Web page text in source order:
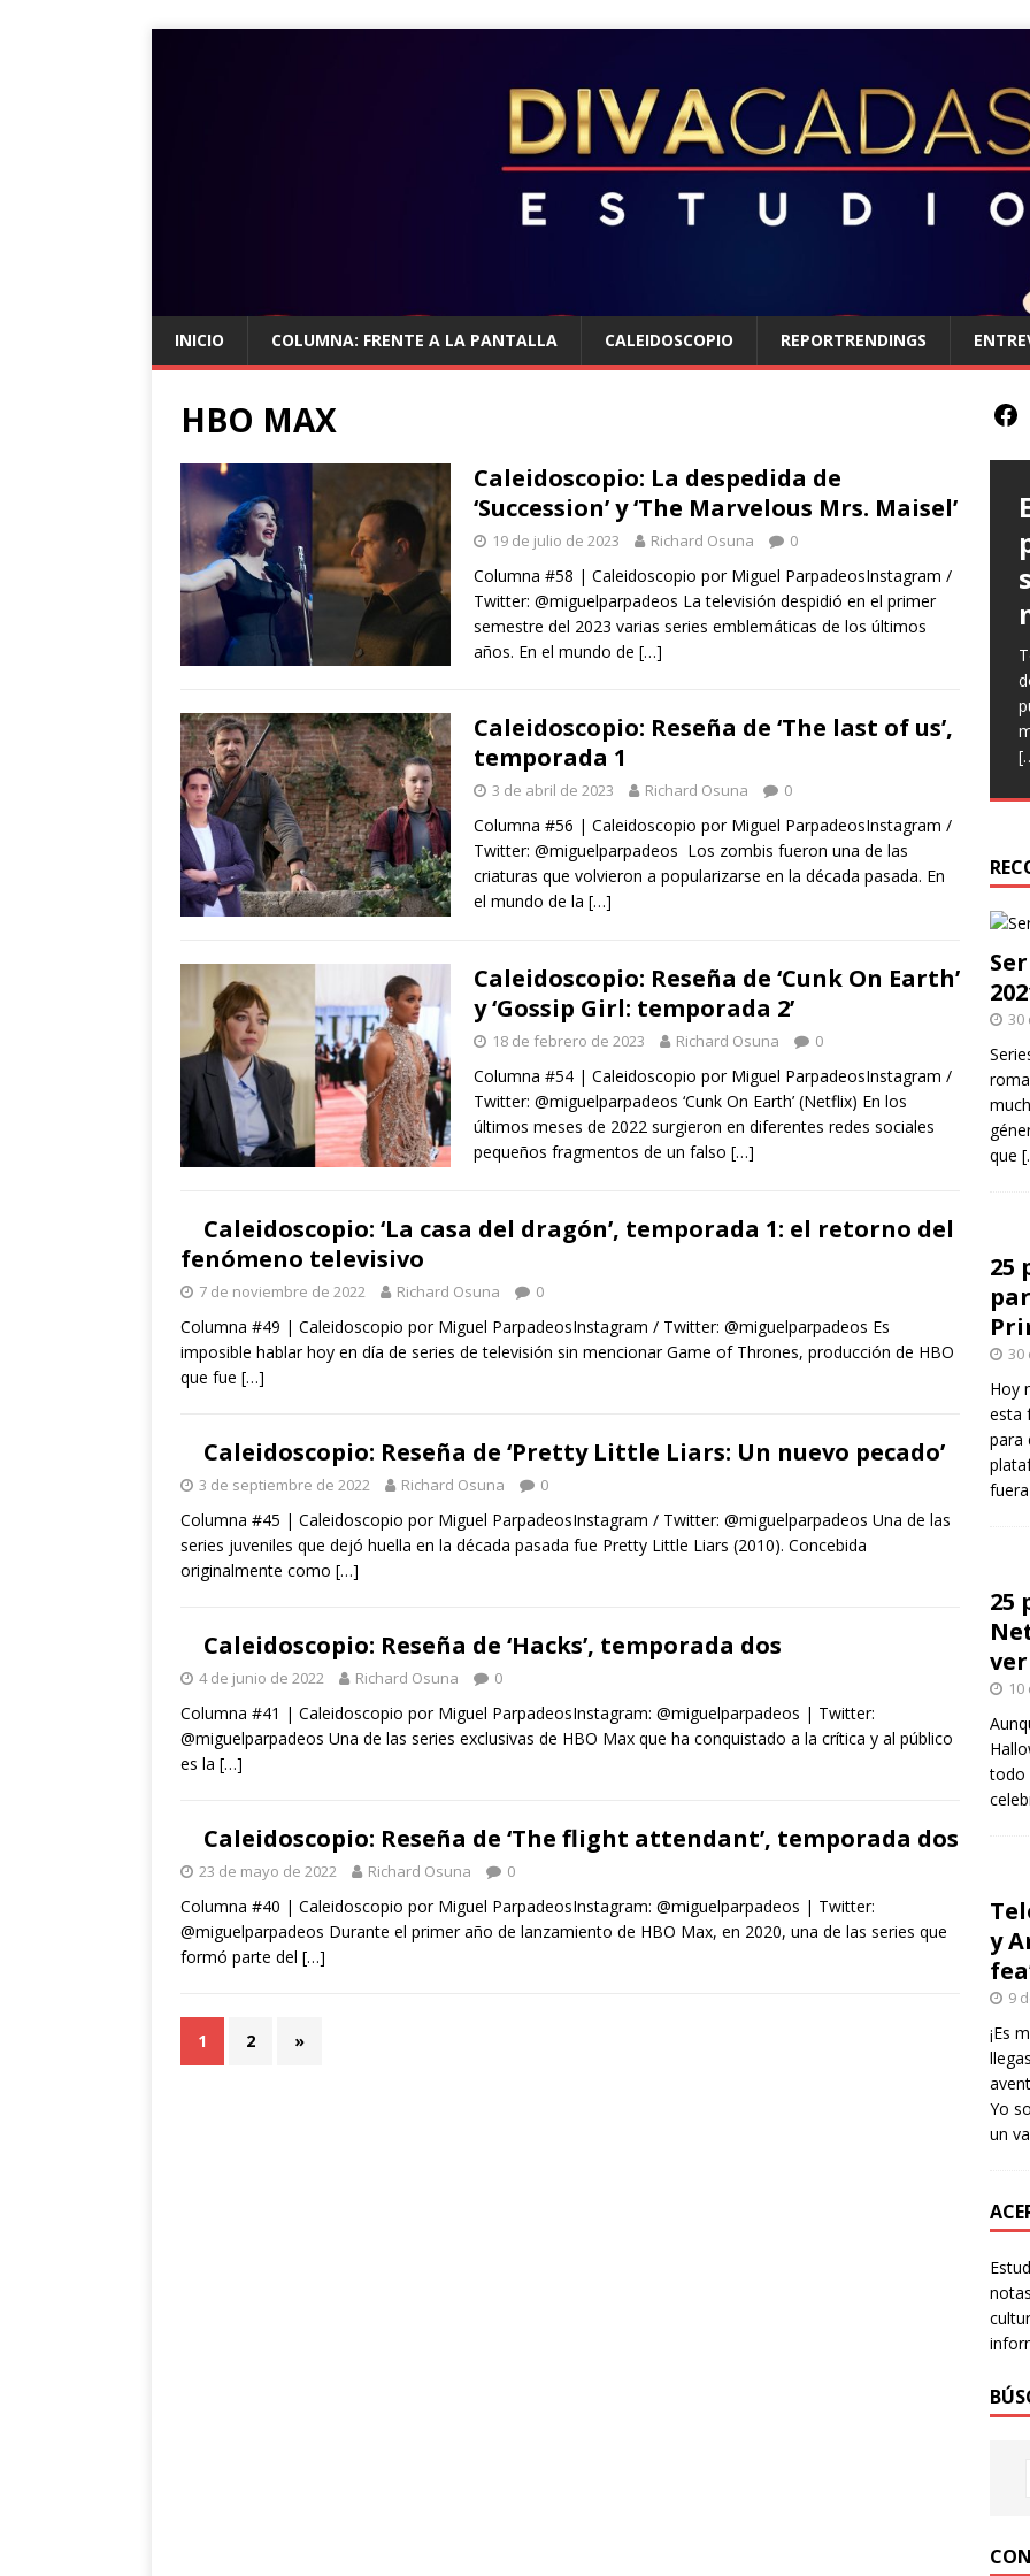
INICIO COLUMNA: FRENTE A LA PANTALLA CALEIDOSCOPIO REPORTRENDINGS
HBO MAX
Caleidoscopio: La despedida de
‘Succession’ y ‘The Marvelous Mrs. Maisel’
19 de julio de 2023 Richard Osuna 0
Columna #58 | Caleidoscopio por Miguel ParpadeosInstagram /
Twitter: @miguelparpadeos La televisión despidió en el primer
semestre del 2023 varias series emblemáticas de los últimos
años. En el mundo de […]
Caleidoscopio: Reseña de ‘The last of us’,
temporada 1
3 de abril de 2023 Richard Osuna 0
Columna #56 | Caleidoscopio por Miguel ParpadeosInstagram /
Twitter: @miguelparpadeos Los zombis fueron una de las
criaturas que volvieron a popularizarse en la década pasada. En
el mundo de la […]
Caleidoscopio: Reseña de ‘Cunk On Earth’
y ‘Gossip Girl: temporada 2’
18 de febrero de 2023 Richard Osuna 0
Columna #54 | Caleidoscopio por Miguel ParpadeosInstagram /
Twitter: @miguelparpadeos ‘Cunk On Earth’ (Netflix) En los
últimos meses de 2022 surgieron en diferentes redes sociales
pequeños fragmentos de un falso […]
Caleidoscopio: ‘La casa del dragón’, temporada 1: el retorno del
fenómeno televisivo
7 de noviembre de 2022 Richard Osuna 0
Columna #49 | Caleidoscopio por Miguel ParpadeosInstagram / Twitter: @miguelparpadeos Es
imposible hablar hoy en día de series de televisión sin mencionar Game of Thrones, producción de HBO
que fue […]
Caleidoscopio: Reseña de ‘Pretty Little Liars: Un nuevo pecado’
3 de septiembre de 2022 Richard Osuna 0
Columna #45 | Caleidoscopio por Miguel ParpadeosInstagram / Twitter: @miguelparpadeos Una de las
series juveniles que dejó huella en la década pasada fue Pretty Little Liars (2010). Concebida
originalmente como […]
Caleidoscopio: Reseña de ‘Hacks’, temporada dos
4 de junio de 2022 Richard Osuna 0
Columna #41 | Caleidoscopio por Miguel ParpadeosInstagram: @miguelparpadeos | Twitter:
@miguelparpadeos Una de las series exclusivas de HBO Max que ha conquistado a la crítica y al público
es la […]
Caleidoscopio: Reseña de ‘The flight attendant’, temporada dos
23 de mayo de 2022 Richard Osuna 0
Columna #40 | Caleidoscopio por Miguel ParpadeosInstagram: @miguelparpadeos | Twitter:
@miguelparpadeos Durante el primer año de lanzamiento de HBO Max, en 2020, una de las series que
formó parte del […]
1 2 »
30
que
25
30
Hoy
esta
para
25
todo
y
9
¡Es
Yo
un